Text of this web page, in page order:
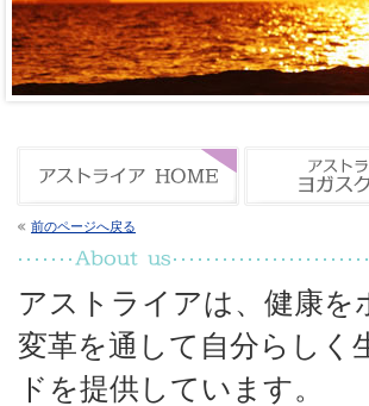
前のページへ戻る
アストライアは、健康
変革を通して自分らしく
ドを提供しています。